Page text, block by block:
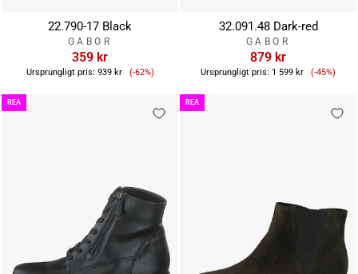
22.790-17 Black
GABOR
359 kr
Ursprungligt pris: 939 kr Reapris
(-62%)
32.091.48 Dark-red
GABOR
879 kr
Ursprungligt pris: 1 599 kr Reapris
(-45%)
REA REA